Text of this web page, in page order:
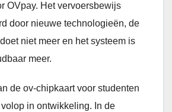
OVpay. Het vervoersbewijs
door nieuwe technologieën, de
niet meer en het systeem is
meer.
de ov-chipkaart voor studenten
in ontwikkeling. In de